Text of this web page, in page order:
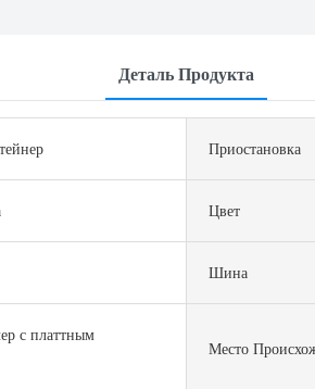
Деталь Продукта
Приостановка
Цвет
Шина
с платтным
Место